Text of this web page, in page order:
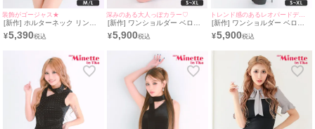
装飾がゴージャス★
[新作] ホルターネック リング
パーツ ミニドレス (M~Lサイズ
対応/みのり着用) | myMinette/
¥5,390
深みのある大人っぽカラー♡
[新作] ワンショルダー ベロア
ワインレッド スカーフ タイト
ドレス (みのり着用/S~XLサイ
¥5,900
トレンド感のあるレオパードデザイン♪
[新作] ワンショルダー ベロア
レオパード スカーフ タイトド
レス (ねおん着用/S~XLサイズ
¥5,900